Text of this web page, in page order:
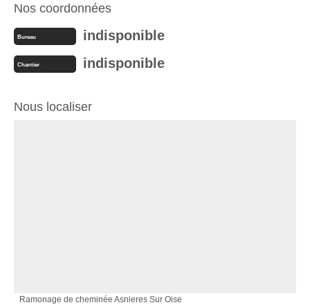
Nos coordonnées
Bureau indisponible
Chantier indisponible
Nous localiser
Ramonage de cheminée Asnieres Sur Oise